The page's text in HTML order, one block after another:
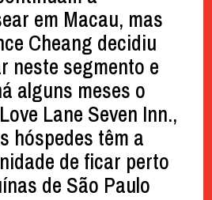
em Macau, mas
Cheang decidiu
neste segmento e
alguns meses o
Lane Seven Inn.,
hóspedes têm a
de ficar perto
de São Paulo